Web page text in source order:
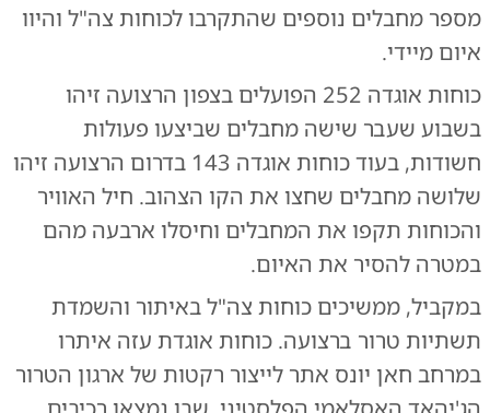
מספר מחבלים נוספים שהתקרבו לכוחות צה"ל והיוו
איום מיידי.
כוחות אוגדה 252 הפועלים בצפון הרצועה זיהו
בשבוע שעבר שישה מחבלים שביצעו פעולות
חשודות, בעוד כוחות אוגדה 143 בדרום הרצועה זיהו
שלושה מחבלים שחצו את הקו הצהוב. חיל האוויר
והכוחות תקפו את המחבלים וחיסלו ארבעה מהם
במטרה להסיר את האיום.
במקביל, ממשיכים כוחות צה"ל באיתור והשמדת
תשתיות טרור ברצועה. כוחות אוגדת עזה איתרו
במרחב חאן יונס אתר לייצור רקטות של ארגון הטרור